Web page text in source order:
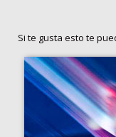
Si te gusta esto te